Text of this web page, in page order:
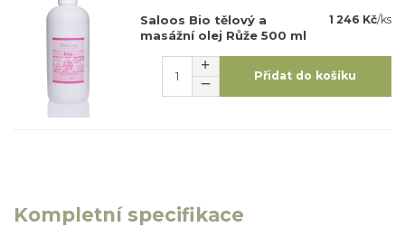
Saloos Bio tělový a
masážní olej Růže 500 ml
1 246 Kč/ks
Přidat do košíku
Kompletní specifikace